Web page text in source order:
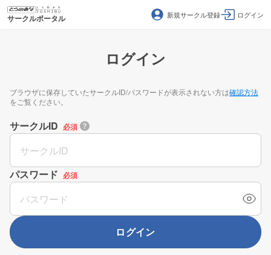
サークルポータル 新規サークル登録 ログイン
ログイン
ブラウザに保存していたサークルID/パスワードが表示されない方は確認方法
をご覧ください。
サークルID 必須
パスワード 必須
ログイン